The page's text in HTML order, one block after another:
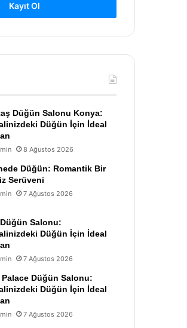
Kayıt Ol
Düğün Salonu Konya:
Düğün İçin İdeal
8 Ağustos 2026
Düğün: Romantik Bir
Serüveni
7 Ağustos 2026
Salonu:
Düğün İçin İdeal
7 Ağustos 2026
Palace Düğün Salonu:
Düğün İçin İdeal
7 Ağustos 2026